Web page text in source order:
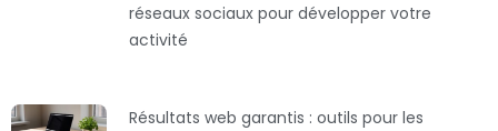
réseaux sociaux pour développer votre
activité
Résultats web garantis : outils pour les